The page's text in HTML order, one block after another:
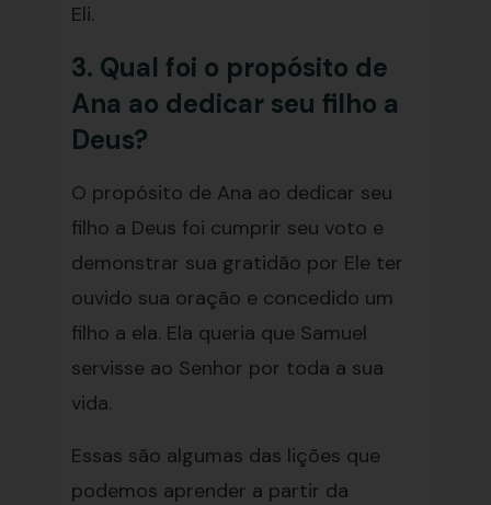
Eli.
3. Qual foi o propósito de
Ana ao dedicar seu filho a
Deus?
O propósito de Ana ao dedicar seu
filho a Deus foi cumprir seu voto e
demonstrar sua gratidão por Ele ter
ouvido sua oração e concedido um
filho a ela. Ela queria que Samuel
servisse ao Senhor por toda a sua
vida.
Essas são algumas das lições que
podemos aprender a partir da